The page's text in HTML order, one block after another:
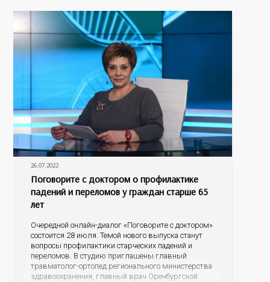
Разговор пойдет о профилактике онкологических
заболеваний, а именно о скрининговых
26.07.2022
Поговорите с доктором о профилактике
падений и переломов у граждан старше 65
лет
Очередной онлайн-диалог «Поговорите с доктором»
состоится 28 июля. Темой нового выпуска станут
вопросы профилактики старческих падений и
переломов. В студию приглашены главный
травматолог-ортопед регионального министерства
здравоохранения, главный врач Оренбургской